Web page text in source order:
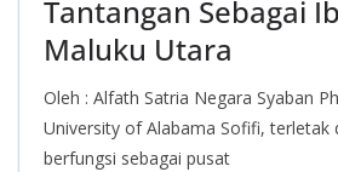
Tantangan Sebagai
Maluku Utara
Oleh : Alfath Satria Negara Syaban
University of Alabama Sofifi, terletak
berfungsi sebagai pusat